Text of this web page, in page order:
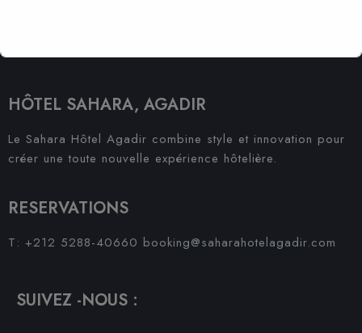
HÔTEL SAHARA, AGADIR
Le Sahara Hôtel Agadir combine style et innovation pour
créer une toute nouvelle expérience hôtelière.
RESERVATIONS
T: +212 5288-40660 booking@saharahotelagadir.com
SUIVEZ -NOUS :